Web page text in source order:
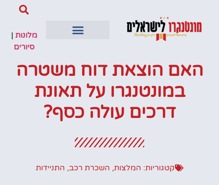
מלונות |
סיורים
האם הוצאת דוח משטרה
במונטנגרו על תאונת
דרכים עולה כסף?
קטגוריות: המלצות, השכרת רכב, התניידות